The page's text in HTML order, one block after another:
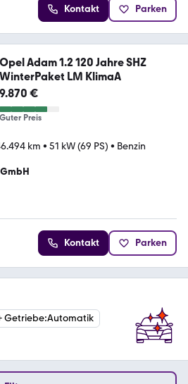
Kontakt Parken
Opel Adam 1.2 120 Jahre SHZ
WinterPaket LM KlimaA
9.870 €
Guter Preis
km • 51 kW (69 PS) • Benzin
Kontakt Parken
Getriebe:Automatik